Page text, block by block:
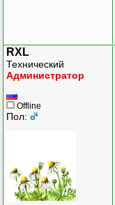
RXL
Технический
Администратор
Offline
Пол: